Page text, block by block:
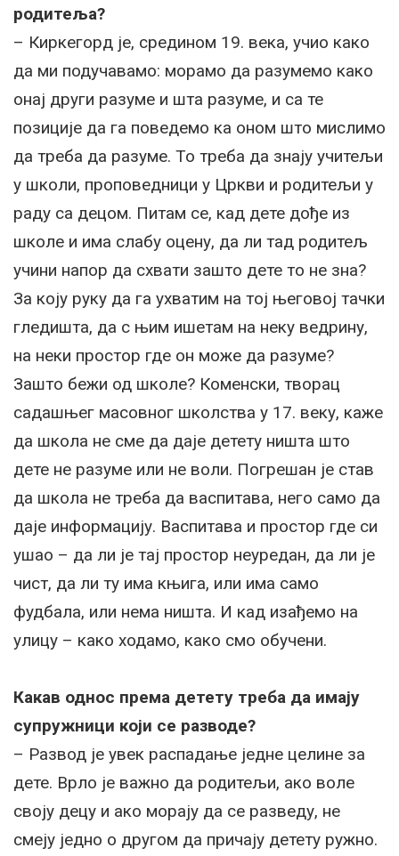
родитеља?
– Киркегорд је, средином 19. века, учио како
да ми подучавамо: морамо да разумемо како
онај други разуме и шта разуме, и са те
позиције да га поведемо ка оном што мислимо
да треба да разуме. То треба да знају учитељи
у школи, проповедници у Цркви и родитељи у
раду са децом. Питам се, кад дете дође из
школе и има слабу оцену, да ли тад родитељ
учини напор да схвати зашто дете то не зна?
За коју руку да га ухватим на тој његовој тачки
гледишта, да с њим ишетам на неку ведрину,
на неки простор где он може да разуме?
Зашто бежи од школе? Коменски, творац
садашњег масовног школства у 17. веку, каже
да школа не сме да даје детету ништа што
дете не разуме или не воли. Погрешан је став
да школа не треба да васпитава, него само да
даје информацију. Васпитава и простор где си
ушао – да ли је тај простор неуредан, да ли је
чист, да ли ту има књига, или има само
фудбала, или нема ништа. И кад изађемо на
улицу – како ходамо, како смо обучени.
Какав однос према детету треба да имају
супружници који се разводе?
– Развод је увек распадање једне целине за
дете. Врло је важно да родитељи, ако воле
своју децу и ако морају да се разведу, не
смеју једно о другом да причају детету ружно.